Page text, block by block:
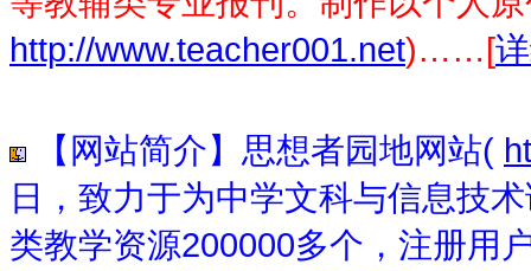
http://www.teacher001.net)……[
【网站简介】思想者园地网站(
日，致力于为中学文科与信息技
类教学资源200000多个，注册用